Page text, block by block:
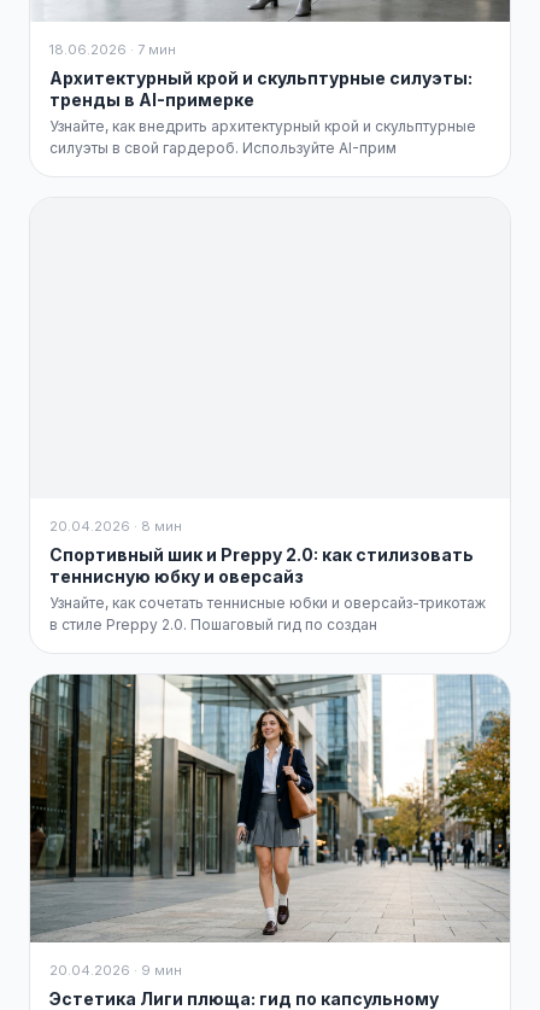
18.06.2026 · 7 мин
Архитектурный крой и скульптурные силуэты:
тренды в AI-примерке
Узнайте, как внедрить архитектурный крой и скульптурные
силуэты в свой гардероб. Используйте AI-прим
20.04.2026 · 8 мин
Спортивный шик и Preppy 2.0: как стилизовать
теннисную юбку и оверсайз
Узнайте, как сочетать теннисные юбки и оверсайз-трикотаж
в стиле Preppy 2.0. Пошаговый гид по создан
20.04.2026 · 9 мин
Эстетика Лиги плюща: гид по капсульному